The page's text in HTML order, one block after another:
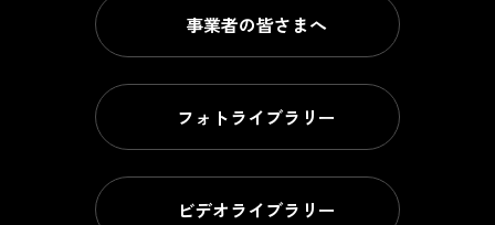
事業者の皆さまへ
フォトライブラリー
ビデオライブラリー